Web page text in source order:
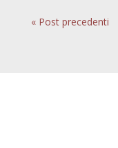
« Post precedenti